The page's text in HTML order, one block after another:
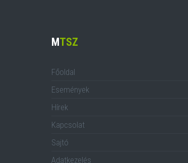
MTSZ
Főoldal
Események
Hírek
Kapcsolat
Sajtó
Adatkezelés